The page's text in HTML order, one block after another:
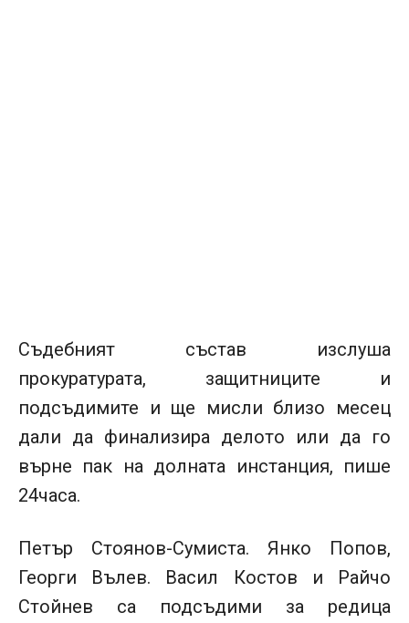
Съдебният състав изслуша
прокуратурата, защитниците и
подсъдимите и ще мисли близо месец
дали да финализира делото или да го
върне пак на долната инстанция, пише
24часа.
Петър Стоянов-Сумиста. Янко Попов,
Георги Вълев. Васил Костов и Райчо
Стойнев са подсъдими за редица